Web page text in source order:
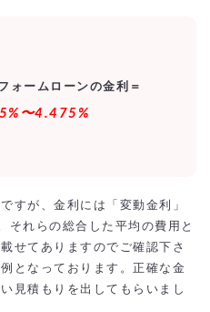
ォームローンの金利＝
〜4.475%
すが、金利には「変動金利」
それらの総合した平均の費用と
せてありますのでご確認下さ
となっております。正確な金
見積もりを出してもらいまし